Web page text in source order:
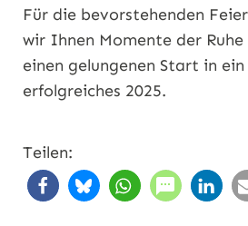
Für die bevorstehenden
wir Ihnen Momente der
einen gelungenen Start in
erfolgreiches 2025.
Teilen: